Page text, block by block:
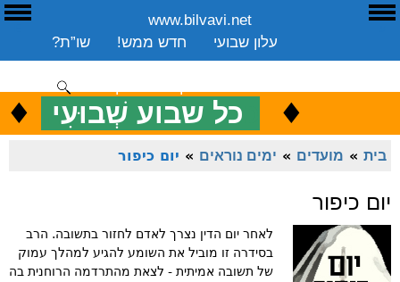
www.bilvavi.net
שו”ת?
חדש ממש!
עלון שבועי
שיעורים שבועי
ספרים
ארכיון
סקירה כללית
ENGLISH ♦ כל שבוע שְׁבוּעִי ♦
בית » מועדים » ימים נוראים » יום כיפור
יום כיפור
לאחר יום הדין נצרך לאדם לחזור בתשובה. הרב
בסידרה זו מוביל את השומע להגיע למהלך עמוק
של תשובה אמיתית - לצאת מהתרדמה הרוחנית בה